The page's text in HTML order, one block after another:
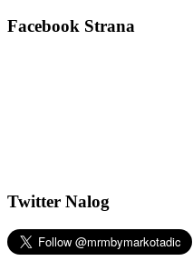
Facebook Strana
Twitter Nalog